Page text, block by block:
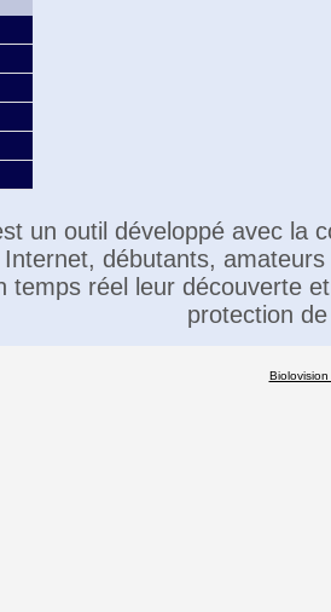
un outil développé avec la
débutants,
temps réel leur découverte
protection
Biolovision